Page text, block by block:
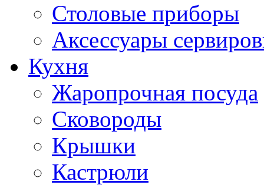
Столовые приборы
Аксессуары
Кухня
Жаропрочная посуда
Сковороды
Крышки
Кастрюли